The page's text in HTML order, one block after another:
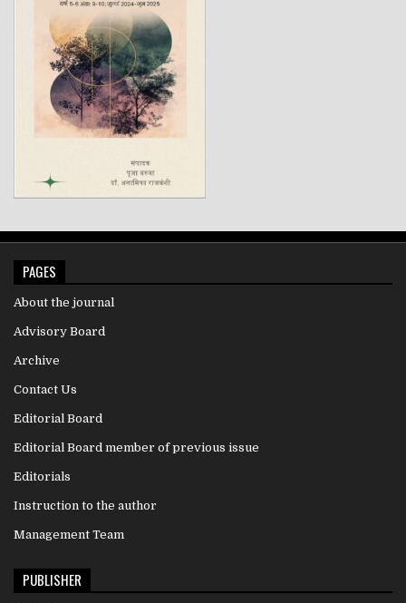
PAGES
About the journal
Advisory Board
Archive
Contact Us
Editorial Board
Editorial Board member of previous issue
Editorials
Instruction to the author
Management Team
PUBLISHER